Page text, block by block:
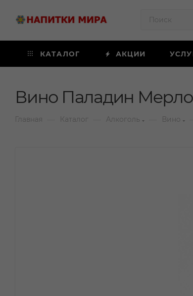
КАТАЛОГ АКЦИИ
Вино Паладин Мерло
Главная Каталог Алкоголь Вино